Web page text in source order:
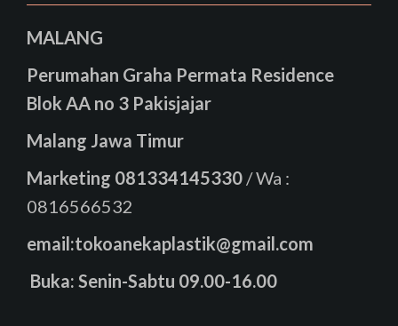
MALANG
Perumahan Graha Permata Residence
Blok AA no 3 Pakisjajar
Malang Jawa Timur
Marketing 081334145330 / Wa :
0816566532
email:tokoanekaplastik@gmail.com
Buka: Senin-Sabtu 09.00-16.00